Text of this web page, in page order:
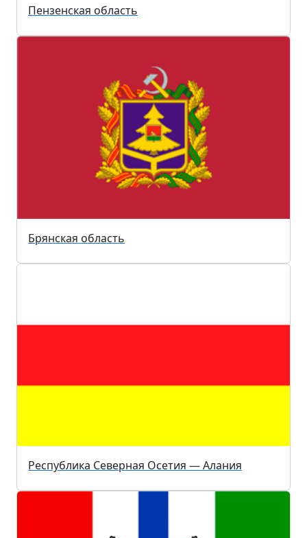
Пензенская область
Брянская область
Республика Северная Осетия — Алания